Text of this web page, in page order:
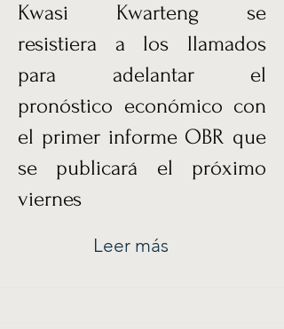
Kwasi Kwarteng se
resistiera a los llamados
para adelantar el
pronóstico económico con
el primer informe OBR que
se publicará el próximo
viernes
Leer más